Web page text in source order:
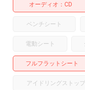
オーディオ CD
ベンチシート
電動シート
フルフラットシート
アイドリングストップ